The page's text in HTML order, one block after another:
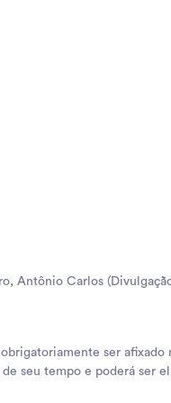
Antônio Carlos
ser afixado
seu tempo e poderá ser